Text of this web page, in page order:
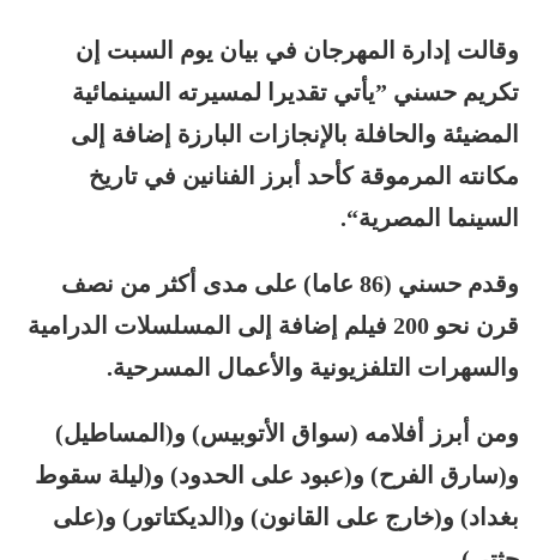
وقالت إدارة المهرجان في بيان يوم السبت إن
تكريم حسني ”يأتي تقديرا لمسيرته السينمائية
المضيئة والحافلة بالإنجازات البارزة إضافة إلى
مكانته المرموقة كأحد أبرز الفنانين في تاريخ
السينما المصرية“.
وقدم حسني (86 عاما) على مدى أكثر من نصف
قرن نحو 200 فيلم إضافة إلى المسلسلات الدرامية
والسهرات التلفزيونية والأعمال المسرحية.
ومن أبرز أفلامه (سواق الأتوبيس) و(المساطيل)
و(سارق الفرح) و(عبود على الحدود) و(ليلة سقوط
بغداد) و(خارج على القانون) و(الديكتاتور) و(على